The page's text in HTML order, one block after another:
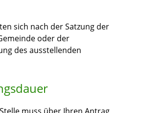
sich nach der Satzung der
oder der
des ausstellenden